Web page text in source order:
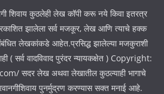
शिवाय कुठलेही लेख कॉपी करू नये किवा इतरत्र
झालेला सर्व मजकूर, लेख आणि त्याचे हक्क
लेखकांकडे आहेत.प्रसिद्ध झालेल्या मजकुराशी
सर्व वादविवाद पुरंदर न्यायकक्षेत ) Copyright:
सदर लेख अथवा लेखातील कुठल्याही भागाचे
पुनर्मुद्रण करण्यास सक्त मनाई आहे.